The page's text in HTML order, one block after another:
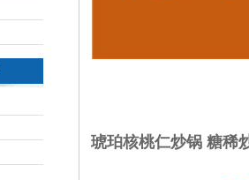
琥珀核桃仁炒锅 糖稀